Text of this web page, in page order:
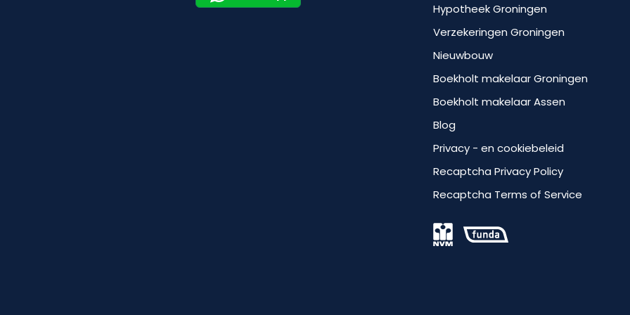
Hypotheek Groningen
Verzekeringen Groningen
Nieuwbouw
Boekholt makelaar Groningen
Boekholt makelaar Assen
Blog
Privacy - en cookiebeleid
Recaptcha Privacy Policy
Recaptcha Terms of Service